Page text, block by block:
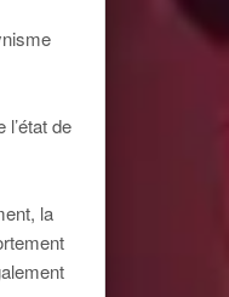
de
la